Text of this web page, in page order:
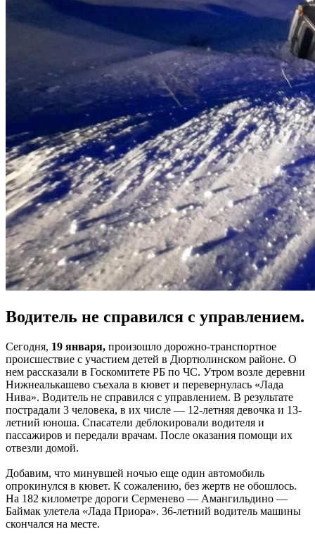
Водитель не справился с управлением.
Сегодня, 19 января, произошло дорожно-транспортное
происшествие с участием детей в Дюртюлинском районе. О
нем рассказали в Госкомитете РБ по ЧС. Утром возле деревни
Нижнеалькашево съехала в кювет и перевернулась «Лада
Нива». Водитель не справился с управлением. В результате
пострадали 3 человека, в их числе — 12-летняя девочка и 13-
летний юноша. Спасатели деблокировали водителя и
пассажиров и передали врачам. После оказания помощи их
отвезли домой.
Добавим, что минувшей ночью еще один автомобиль
опрокинулся в кювет. К сожалению, без жертв не обошлось.
На 182 километре дороги Серменево — Амангильдино —
Баймак улетела «Лада Приора». 36-летний водитель машины
скончался на месте.